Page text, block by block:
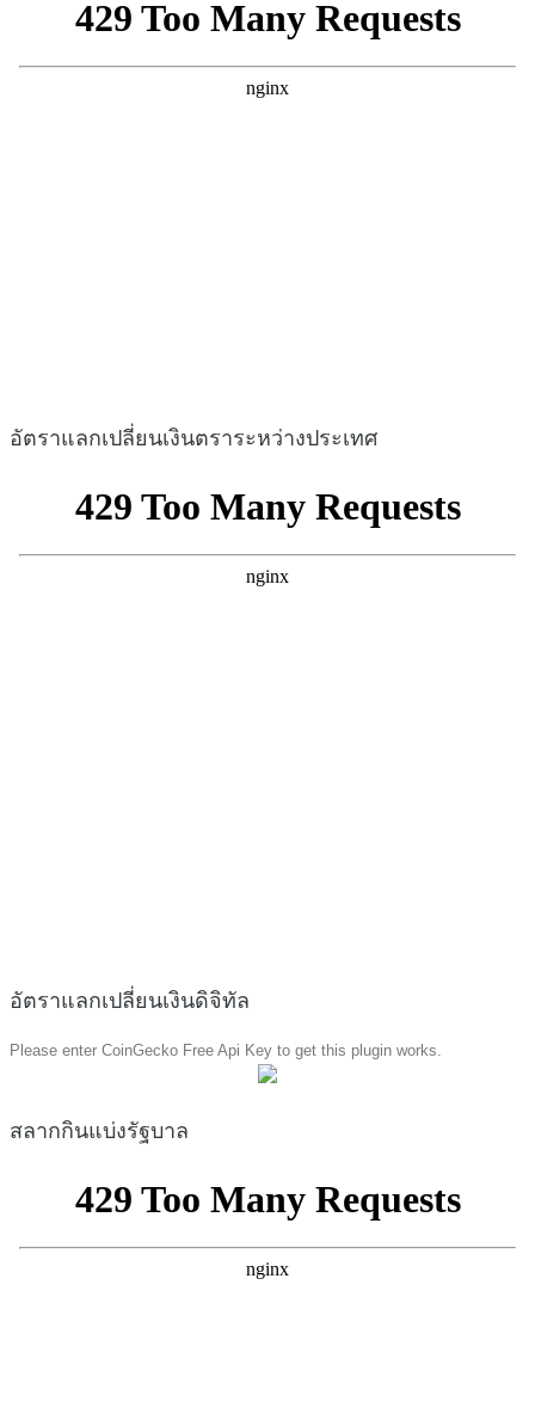
อัตราแลกเปลี่ยนเงินตราระหว่างประเทศ
อัตราแลกเปลี่ยนเงินดิจิทัล
Please enter CoinGecko Free Api Key to get this plugin works.
สลากกินแบ่งรัฐบาล